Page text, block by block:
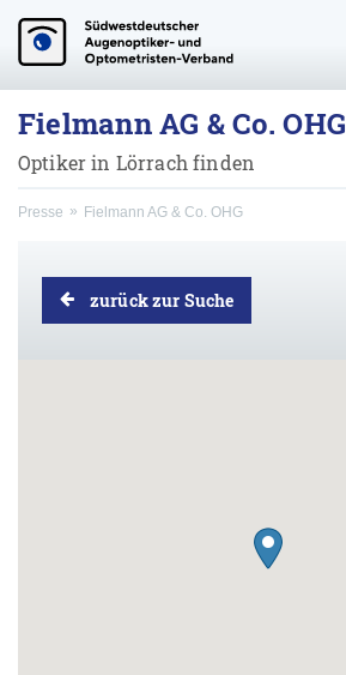
Fielmann AG & Co. OHG
Optiker in Lörrach finden
Presse Fielmann AG & Co. OHG
zurück zur Suche